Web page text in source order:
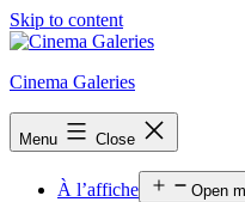
Skip to content
Cinema Galeries
Menu Close
À l’affiche Open